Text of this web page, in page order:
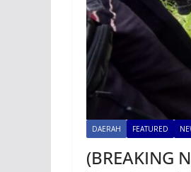
DAERAH FEATURED
(BREAKING